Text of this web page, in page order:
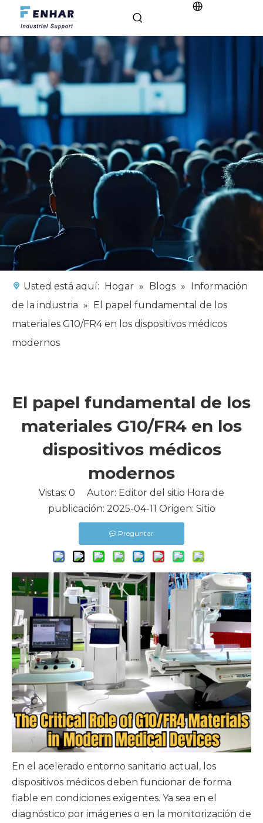
Usted está aquí: Hogar » Blogs » Información
de la industria » El papel fundamental de los
materiales G10/FR4 en los dispositivos médicos
modernos
El papel fundamental de los
materiales G10/FR4 en los
dispositivos médicos
modernos
Vistas: 0 Autor: Editor del sitio Hora de
publicación: 2025-04-11 Origen: Sitio
Preguntar
En el acelerado entorno sanitario actual, los
dispositivos médicos deben funcionar de forma
fiable en condiciones exigentes. Ya sea en el
diagnóstico por imágenes o en la monitorización de